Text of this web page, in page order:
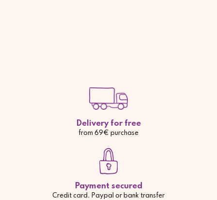
Delivery for free
from 69€ purchase
Payment secured
Credit card, Paypal or bank transfer